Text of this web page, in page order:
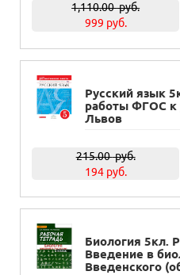
1,110.00руб.
999 руб.
Русский язык
работы ФГОС к
Львов
215.00руб.
194 руб.
Биология 5кл.
Введение в
Введенского